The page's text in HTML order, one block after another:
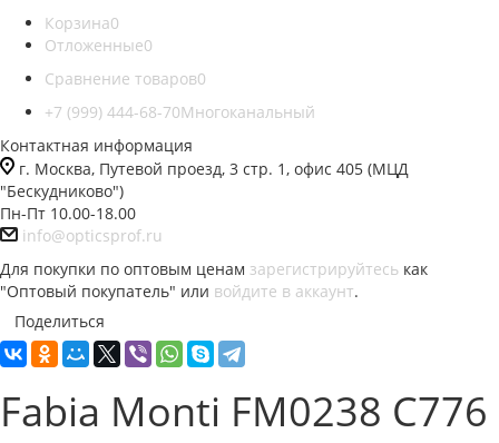
Корзина0
Отложенные0
Сравнение товаров0
+7 (999) 444-68-70Многоканальный
Контактная информация
г. Москва, Путевой проезд, 3 стр. 1, офис 405 (МЦД
"Бескудниково")
Пн-Пт 10.00-18.00
info@opticsprof.ru
Для покупки по оптовым ценам зарегистрируйтесь как
"Оптовый покупатель" или войдите в аккаунт.
Поделиться
Fabia Monti FM0238 C776